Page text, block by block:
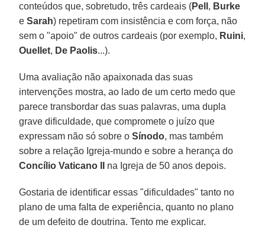
conteúdos que, sobretudo, três cardeais (Pell , Burke
eSarah) repetiram com insistência e com força, não
sem o "apoio" de outros cardeais (por exemplo, Ruini,
Ouellet, De Paolis...).
Uma avaliação não apaixonada das suas
intervenções mostra, ao lado de um certo medo que
parece transbordar das suas palavras, uma dupla
grave dificuldade, que compromete o juízo que
expressam não só sobre oSínodo, mas também
sobre a relação Igreja-mundo e sobre a herança do
Concílio Vaticano II
na Igreja de 50 anos depois.
Gostaria de identificar essas "dificuldades" tanto no
plano de uma falta de experiência, quanto no plano
de um defeito de doutrina. Tento me explicar.